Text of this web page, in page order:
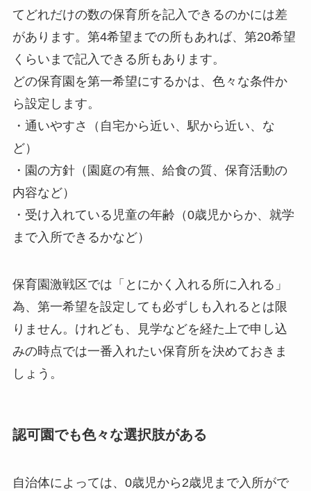
てどれだけの数の保育所を記入できるのかには差
があります。第4希望までの所もあれば、第20希望
くらいまで記入できる所もあります。
どの保育園を第一希望にするかは、色々な条件か
ら設定します。
・通いやすさ（自宅から近い、駅から近い、な
ど）
・園の方針（園庭の有無、給食の質、保育活動の
内容など）
・受け入れている児童の年齢（0歳児からか、就学
まで入所できるかなど）
保育園激戦区では「とにかく入れる所に入れる」
為、第一希望を設定しても必ずしも入れるとは限
りません。けれども、見学などを経た上で申し込
みの時点では一番入れたい保育所を決めておきま
しょう。
認可園でも色々な選択肢がある
自治体によっては、0歳児から2歳児まで入所がで